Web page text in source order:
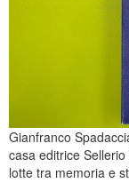
Gianfranco
casa editrice
lotte tra memoria e